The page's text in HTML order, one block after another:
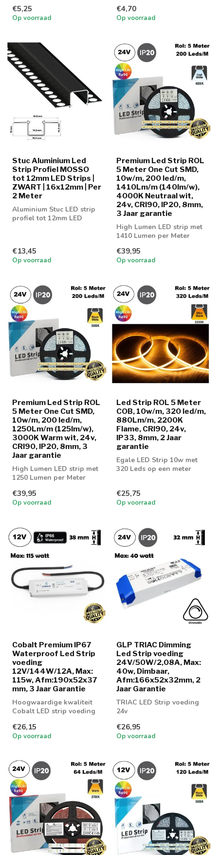
€5,25
Op voorraad
€4,70
Op voorraad
Stuc Aluminium Led
Strip Profiel MOSSO
tot 12mm LED Strips |
ZWART | 16x12mm | Per
2 Meter
Aluminium Stuc LED strip
profiel tot 12mm LED
€13,45
Op voorraad
Premium Led Strip ROL
5 Meter One Cut SMD,
10w/m, 200 led/m,
1410Lm/m (140lm/w),
4000K Neutraal wit,
24v, CRI90, IP20, 8mm,
3 Jaar garantie
High Lumen LED strip met
1410 Lumen per Meter
€39,95
Op voorraad
Premium Led Strip ROL
5 Meter One Cut SMD,
10w/m, 200 led/m,
1250Lm/m (125lm/w),
3000K Warm wit, 24v,
CRI90, IP20, 8mm, 3
Jaar garantie
High Lumen LED strip met
1250 Lumen per Meter
€39,95
Op voorraad
Led Strip ROL 5 Meter
COB, 10w/m, 320 led/m,
880Lm/m, 2200K
Flame, CRI90, 24v,
IP33, 8mm, 2 Jaar
garantie
Egale LED Strip 10w met
320 Leds op een meter
€25,75
Op voorraad
Cobalt Premium IP67
Waterproof Led Strip
voeding
12V/144W/12A, Max:
115w, Afm:190x52x37
mm, 3 Jaar Garantie
Hoogwaardige kwaliteit
Cobalt LED strip voeding
€26,15
Op voorraad
GLP TRIAC Dimming
Led Strip voeding
24V/50W/2,08A, Max:
40w, Dimbaar,
Afm:166x52x32mm, 2
Jaar Garantie
TRIAC LED Strip voeding
24v
€26,95
Op voorraad